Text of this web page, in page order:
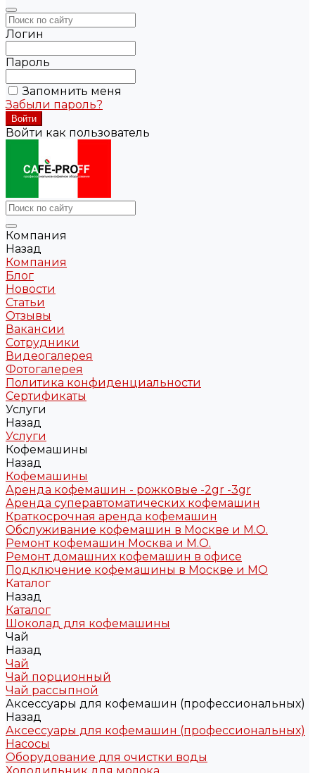
Логин
Пароль
Запомнить меня
Забыли пароль?
Войти как пользователь
Компания
Назад
Компания
Блог
Новости
Статьи
Отзывы
Вакансии
Сотрудники
Видеогалерея
Фотогалерея
Политика конфиденциальности
Сертификаты
Услуги
Назад
Услуги
Кофемашины
Назад
Кофемашины
Аренда кофемашин - рожковые -2gr -3gr
Аренда суперавтоматических кофемашин
Краткосрочная аренда кофемашин
Обслуживание кофемашин в Москве и М.О.
Ремонт кофемашин Москва и М.О.
Ремонт домашних кофемашин в офисе
Подключение кофемашины в Москве и МО
Каталог
Назад
Каталог
Шоколад для кофемашины
Чай
Назад
Чай
Чай порционный
Чай рассыпной
Аксессуары для кофемашин (профессиональных)
Назад
Аксессуары для кофемашин (профессиональных)
Насосы
Оборудование для очистки воды